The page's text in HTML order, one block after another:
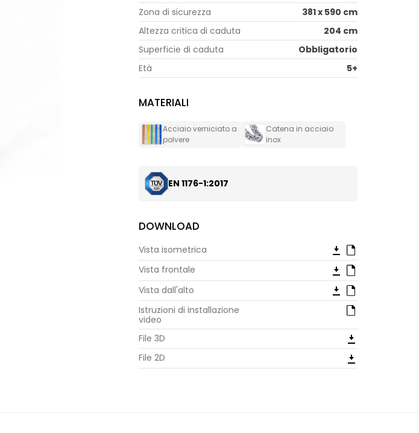
progettato con
La sua forma
Zona di sicurezza
381 x 590 cm
Altezza critica di caduta
204 cm
Superficie di caduta
Obbligatorio
Età
5+
MATERIALI
Acciaio verniciato a
polvere
Catena in acciaio
inox
EN 1176-1:2017
DOWNLOAD
Vista isometrica
Vista frontale
Vista dall'alto
Istruzioni di installazione
video
File 3D
File 2D